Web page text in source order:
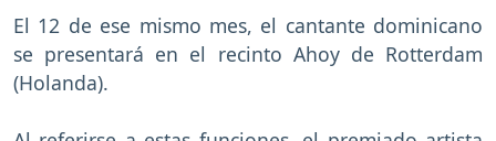
El 12 de ese mismo mes, el cantante dominicano
se presentará en el recinto Ahoy de Rotterdam
(Holanda).